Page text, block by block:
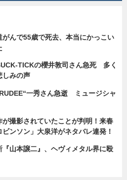
んで55歳で死去、本当にかっこい
TICKの櫻井敦司さん急死 多く
しみの声
一秀さん急逝 ミュージシャ
撮影されていたことが判明！来春
ンソン」大泉洋がネタバレ連発！
『山本譲二』、ヘヴィメタル界に殴